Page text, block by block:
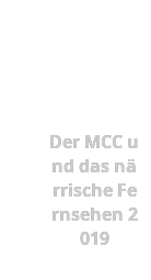
Der MCC u
nd das nä
rrische Fe
rnsehen 2
019